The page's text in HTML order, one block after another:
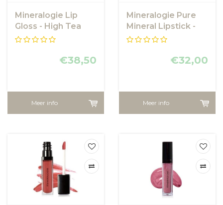
Mineralogie Lip
Gloss - High Tea
€38,50
Meer info
Mineralogie Pure
Mineral Lipstick -
Berry
€32,00
Meer info